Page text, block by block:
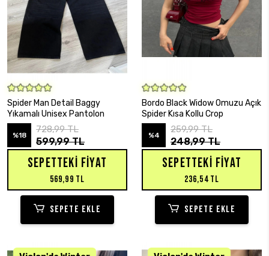
SEPETE EKLE
Spider Man Detail Baggy
Yıkamalı Unisex Pantolon
%18
728,99 TL
599,99 TL
SEPETTEKI FIYAT
569,99 TL
SEPETE EKLE
SEPETE EKLE
Bordo Black Widow Omuzu Açık
Spider Kısa Kollu Crop
%4
259,99 TL
248,99 TL
SEPETTEKI FIYAT
236,54 TL
SEPETE EKLE